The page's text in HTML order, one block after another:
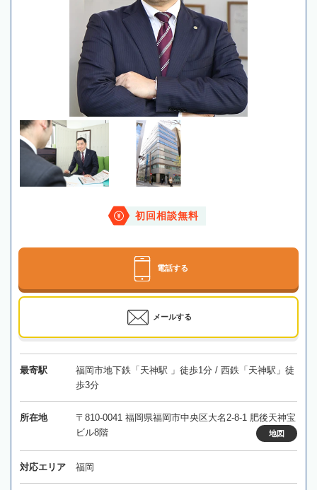
初回相談無料
電話する
メールする
最寄駅
福岡市地下鉄「天神駅 」徒歩1分 / 西鉄「天神駅」徒
歩3分
所在地
〒810-0041 福岡県福岡市中央区大名2-8-1 肥後天神宝
ビル8階
地図
対応エリア 福岡